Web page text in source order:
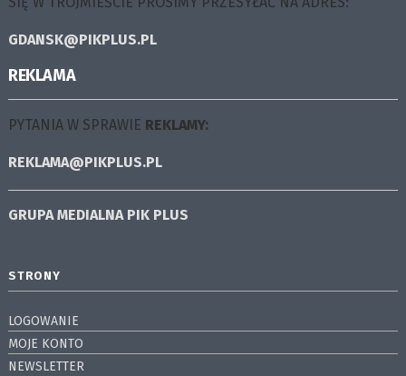
GDANSK@PIKPLUS.PL
REKLAMA
PYTANIA W SPRAWIE REKLAMY:
REKLAMA@PIKPLUS.PL
GRUPA MEDIALNA PIK PLUS
STRONY
LOGOWANIE
MOJE KONTO
NEWSLETTER